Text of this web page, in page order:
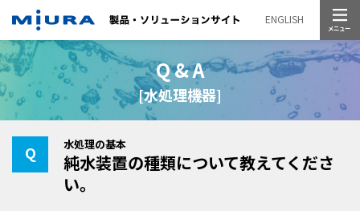
ENGLISH
Q & A
[水処理機器]
水処理の基本
純水装置の種類について教えてくださ
い。